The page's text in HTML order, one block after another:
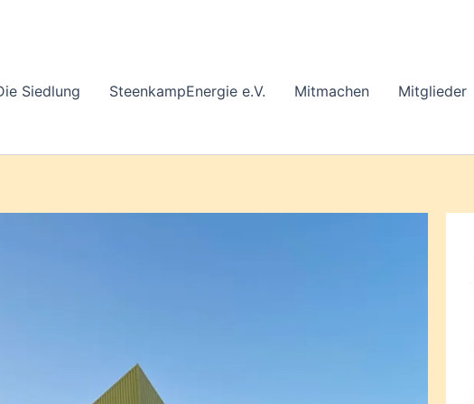
Siedlung SteenkampEnergie e.V. Mitmachen Mitglieder